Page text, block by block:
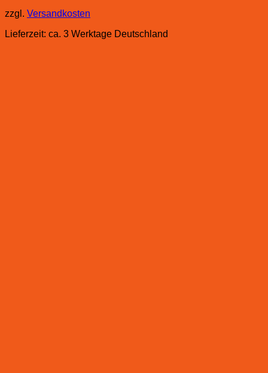
zzgl. Versandkosten
Lieferzeit: ca. 3 Werktage Deutschland